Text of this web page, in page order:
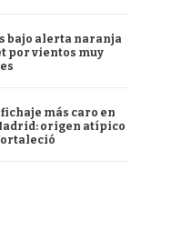
bajo alerta naranja
por vientos muy
más caro en
origen atípico